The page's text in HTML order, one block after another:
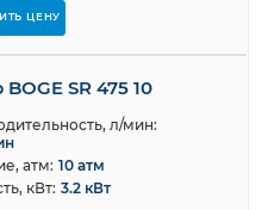
ЦЕНУ
SR 475 10
л/мин:
атм: 10 атм
кВт: 3.2 кВт